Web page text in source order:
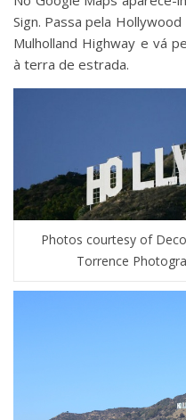
Sign. Passa pela
Mulholland Highway e vá
à terra de estrada.
Photos courtesy of
Torrence